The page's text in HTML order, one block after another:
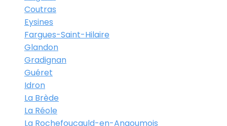
Coutras
Eysines
Fargues-Saint-Hilaire
Glandon
Gradignan
Guéret
Idron
La Brède
La Réole
La Rochefoucauld-en-Angoumois